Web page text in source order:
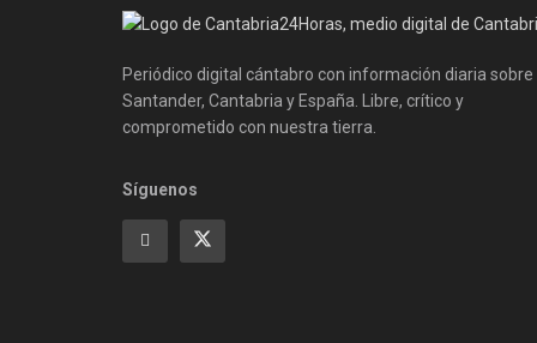
Periódico digital cántabro con información diaria sobre
Santander, Cantabria y España. Libre, crítico y
comprometido con nuestra tierra.
Síguenos